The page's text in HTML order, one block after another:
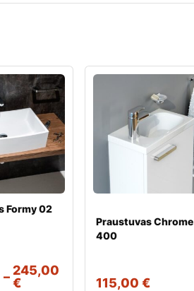
Formy 02
– 245,00
€
Praustuvas Chrome
400
115,00€